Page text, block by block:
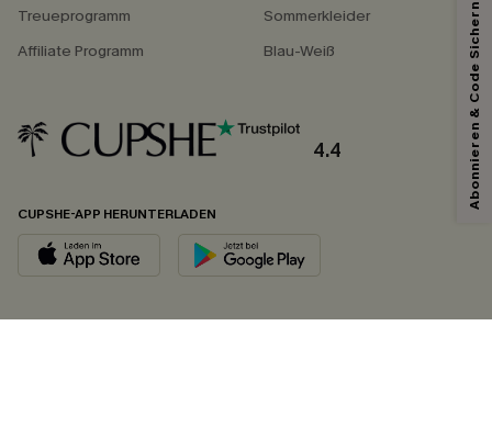
Treueprogramm
Affiliate Programm
Sommerkleider
Blau-Weiß
4.4
CUPSHE-APP HERUNTERLADEN
Abonnieren & Code Sichern